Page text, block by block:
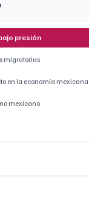
presión
migratorias
en la economía mexicana
mexicano